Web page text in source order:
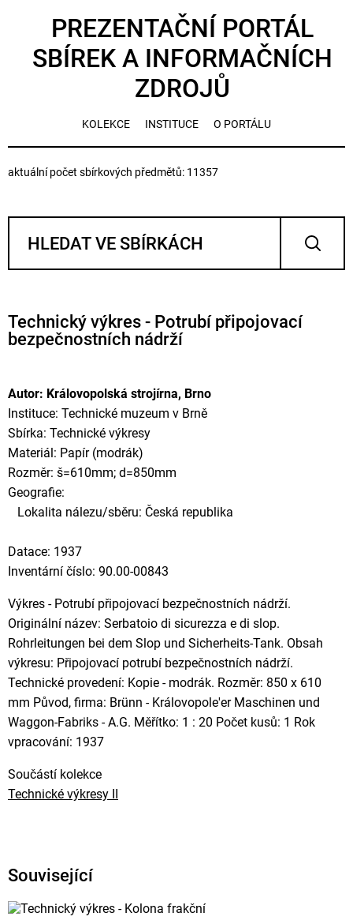
PREZENTAČNÍ PORTÁL
SBÍREK A INFORMAČNÍCH
ZDROJŮ
KOLEKCE INSTITUCE O PORTÁLU
aktuální počet sbírkových předmětů: 11357
Technický výkres - Potrubí připojovací
bezpečnostních nádrží
Autor: Královopolská strojírna, Brno
Instituce: Technické muzeum v Brně
Sbírka: Technické výkresy
Materiál: Papír (modrák)
Rozměr: š=610mm; d=850mm
Geografie:
Lokalita nálezu/sběru: Česká republika
Datace: 1937
Inventární číslo: 90.00-00843
Výkres - Potrubí připojovací bezpečnostních nádrží.
Originální název: Serbatoio di sicurezza e di slop.
Rohrleitungen bei dem Slop und Sicherheits-Tank. Obsah
výkresu: Připojovací potrubí bezpečnostních nádrží.
Technické provedení: Kopie - modrák. Rozměr: 850 x 610
mm Původ, firma: Brünn - Královopole'er Maschinen und
Waggon-Fabriks - A.G. Měřítko: 1 : 20 Počet kusů: 1 Rok
vpracování: 1937
Součástí kolekce
Technické výkresy II
Související